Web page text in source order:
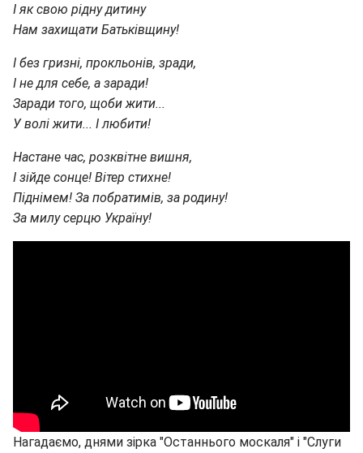
І як свою рідну дитину
Нам захищати Батьківщину!
І без гризні, прокльонів, зради,
І не для себе, а заради!
Заради того, щоби жити...
У волі жити... І любити!
Настане час, розквітне вишня,
І зійде сонце! Вітер стихне!
Піднімем! За побратимів, за родину!
За милу серцю Україну!
Нагадаємо, днями зірка "Останнього москаля" і "Слуги